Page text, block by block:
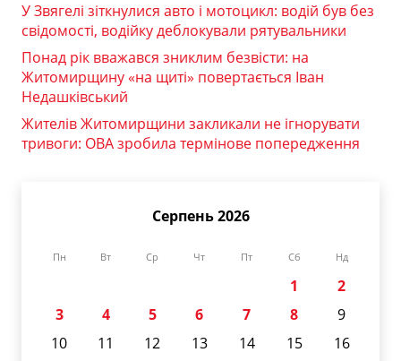
У Звягелі зіткнулися авто і мотоцикл: водій був без
свідомості, водійку деблокували рятувальники
Понад рік вважався зниклим безвісти: на
Житомирщину «на щиті» повертається Іван
Недашківський
Жителів Житомирщини закликали не ігнорувати
тривоги: ОВА зробила термінове попередження
Серпень 2026
Пн Вт Ср Чт Пт Сб Нд
1
2
3
4 5 6 7 8
9
10
11 12 13 14 15
16